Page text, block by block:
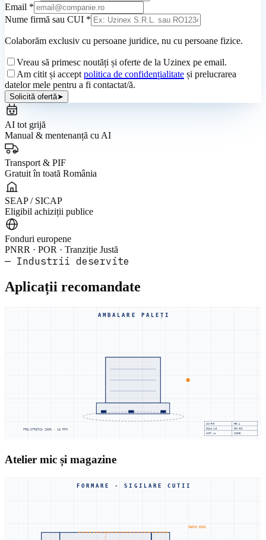
Email *
Nume firmă sau CUI *
Colaborăm exclusiv cu persoane juridice, nu cu persoane fizice.
Vreau să primesc noutăți și oferte de la Uzinex pe email.
Am citit și accept politica de confidențialitate și prelucrarea
datelor mele pentru a fi contactat/ă.
Solicită ofertă➤
AI tot grijă
Manual & mentenanță cu AI
Transport & PIF
Gratuit în toată România
SEAP / SICAP
Eligibil achiziții publice
Fonduri europene
PNRR · POR · Tranziție Justă
— Industrii deservite
Aplicații recomandate
AMBALARE PALEȚI
PRE-STRETCH 200% · 18 RPM
UZX-PWR REV.A
SCALA1:5
DIN 919
UNIT: mm
UZINEX
Atelier mic și magazine
FORMARE · SIGILARE CUTII
FEFCO 0201